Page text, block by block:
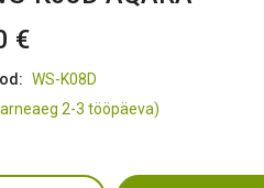
€
WS-K08D
2-3 tööpäeva)